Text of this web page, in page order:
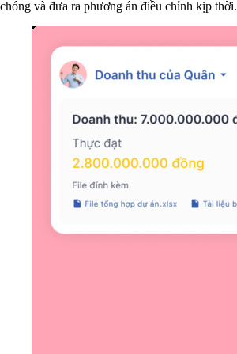
chóng và đưa ra phương án điều chỉnh kịp thời.